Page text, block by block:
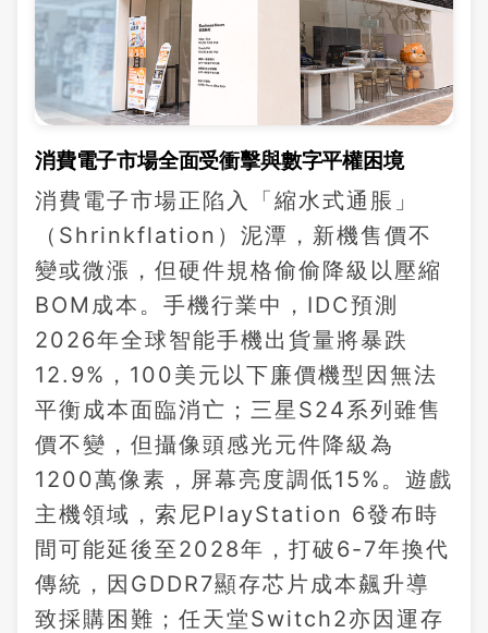
消費電子市場全面受衝擊與數字平權困境
消費電子市場正陷入「縮水式通脹」
（Shrinkflation）泥潭，新機售價不
變或微漲，但硬件規格偷偷降級以壓縮
BOM成本。手機行業中，IDC預測
2026年全球智能手機出貨量將暴跌
12.9%，100美元以下廉價機型因無法
平衡成本面臨消亡；三星S24系列雖售
價不變，但攝像頭感光元件降級為
1200萬像素，屏幕亮度調低15%。遊戲
主機領域，索尼PlayStation 6發布時
間可能延後至2028年，打破6-7年換代
傳統，因GDDR7顯存芯片成本飆升導
致採購困難；任天堂Switch2亦因運存